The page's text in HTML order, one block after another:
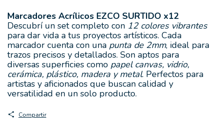
Marcadores Acrílicos EZCO SURTIDO x12
Descubrí un set completo con 12 colores vibrantes
para dar vida a tus proyectos artísticos. Cada
marcador cuenta con una punta de 2mm, ideal para
trazos precisos y detallados. Son aptos para
diversas superficies como papel canvas, vidrio,
cerámica, plástico, madera y metal. Perfectos para
artistas y aficionados que buscan calidad y
versatilidad en un solo producto.
Compartir